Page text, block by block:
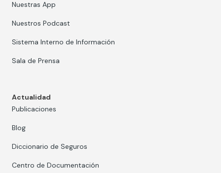
Nuestras App
Nuestros Podcast
Sistema Interno de Información
Sala de Prensa
Actualidad
Publicaciones
Blog
Diccionario de Seguros
Centro de Documentación